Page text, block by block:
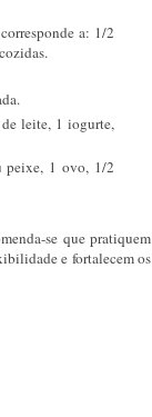
a: 1/2
leite, 1 iogurte,
peixe, 1 ovo, 1/2
se que pratiquem
e fortalecem os